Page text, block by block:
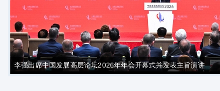
李强出席中国发展高层论坛2026年年会开幕式并发表主旨演讲